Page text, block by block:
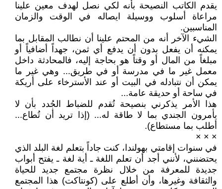
يقدم الكاتب النصيحة بأنه لكي نصل لهدف معين علينا
مراعاة أسلوب ووسيلة ايصاله في الوقت والزمان
المناسبين.
الشيء الآخر أنه من المحتم علينا أن نطالب المقابل بما
يمكنه أن يفعل بدون أن يدفع أي ثمن، جهداً أضافياً أو
مبلغاً من المال أو وقتاً هو بحاجة إليه، فالمحادثة داخل
معمل غير ما في مدرسة أو في طريق... وهي غير ما
يمكن أن نتبادله في البيت أو عند الأسترخاء على أريكة
في ساحة أو حديقة عامة...
هذا الأمر يذكرني بنصيحة تُقدم للضباط الجُدد بأن لا
يأمرون الجندي بما لا طاقة له... (إذا تريد أن تُطاع...
أطلب بما مستطاع).
× × ×
في سنوات إقامتي بهولندا، كنت جاداً بتعلم لغة البلد الذي
يحتضنني، لأنني أجد أن تعلم اللغة ـ أية لغة ـ يفتح أبواب
جديدة للمعرفة من خلال نظرة مجتمع جديد للحياة
والثقافة وغيرها، وأن أطلع على (كونتاكت) هذا المجتمع